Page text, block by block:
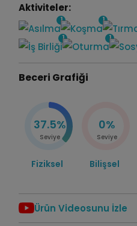
Aktiviteler:
1 1
1
1
Beceri Grafiği
37.5%
Seviye
Fiziksel
0%
Seviye
Bilişsel
Ürün Videosunu İzle